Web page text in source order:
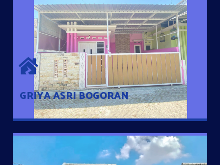
GRIYA ASRI BOGORAN
GRIYA ASRI BOGORAN
Desain Modern Minimalis dengan Konsep Rumah Pintar
Sehingga Memudahkan Penghuni mengakses rumahnya
dengan Ponsel